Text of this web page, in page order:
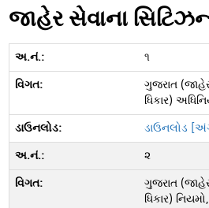
જાહેર સેવાના
૧
ગુજરાત
ધિકાર)
ડાઉનલોડ
૨
ગુજરાત
ધિકાર)